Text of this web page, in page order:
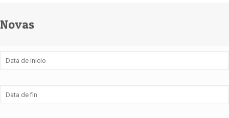
Novas